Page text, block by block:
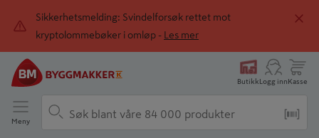
Sikkerhetsmelding: Svindelforsøk rettet mot
kryptolommebøker i omløp -
Les mer
ButikkLogg innKasse
Meny